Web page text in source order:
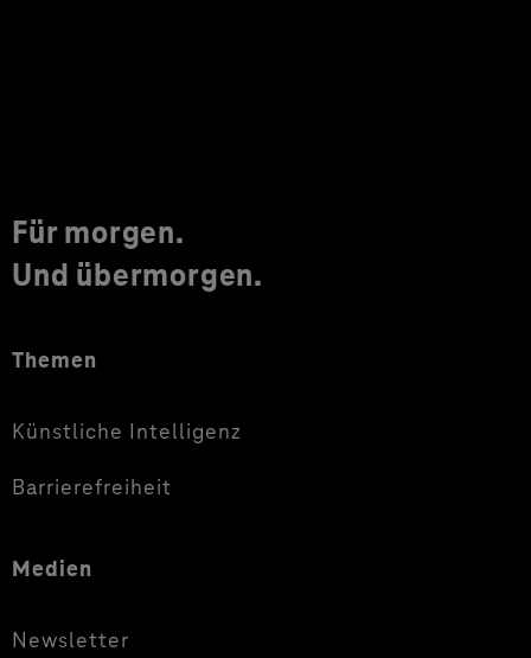
Für morgen.
Und übermorgen.
Themen
Künstliche Intelligenz
Barrierefreiheit
Medien
Newsletter